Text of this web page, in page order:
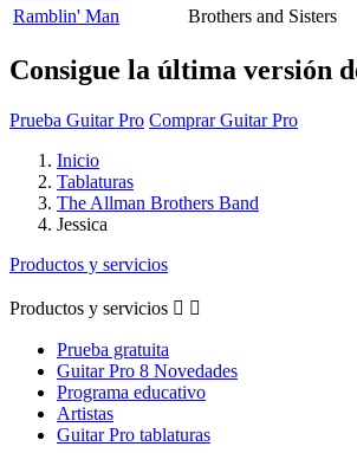
Ramblin' Man
Brothers and Sisters
Consigue la última versión
Prueba Guitar Pro Comprar Guitar Pro
Inicio
Tablaturas
The Allman Brothers Band
Jessica
Productos y servicios
Productos y servicios  
Prueba gratuita
Guitar Pro 8 Novedades
Programa educativo
Artistas
Guitar Pro tablaturas